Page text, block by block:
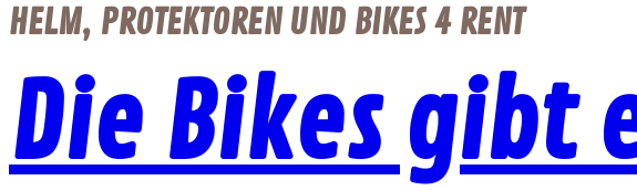
HELM, PROTEKTOREN UND BIKES 4 RENT
Die Bikes gibt